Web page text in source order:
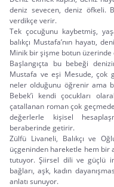
deniz sevecen, deniz öfkeli.
verdikçe verir.
Tek çocuğunu kaybetmiş,
balıkçı Mustafa’nın hayatı,
Minik bir şişme botun
Başlangıçta bu bebeği
Mustafa ve eşi Mesude, çok
neler olduğunu öğrenir ama
Bebek’i kendi çocukları
çatallanan roman çok
değerlerle kişisel
beraberinde getirir.
Zülfü Livaneli, Balıkçı ve
üçgeninden hareketle hem bir
tutuyor. Şiirsel dili ve güçlü
bağları, aşk, kadın
anlatı sunuyor.